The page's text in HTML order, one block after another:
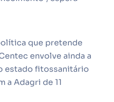
que pretende
envolve ainda a
estado fitossanitário
a Adagri de 11